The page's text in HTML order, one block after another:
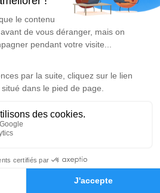
Hommages
la mémoire de Francisco
d’arbre hommage est
Je rends hommage
et Saint Médiers de Montaren-